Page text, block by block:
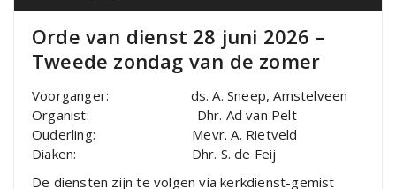
Orde van dienst 28 juni 2026 –
Tweede zondag van de zomer
Voorganger: ds. A. Sneep, Amstelveen
Organist: Dhr. Ad van Pelt
Ouderling: Mevr. A. Rietveld
Diaken: Dhr. S. de Feij
De diensten zijn te volgen via kerkdienst-gemist